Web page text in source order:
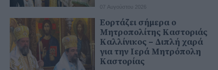
07 Αυγούστου 2026
Εορτάζει σήμερα ο
Μητροπολίτης Καστοριάς
Καλλίνικος – Διπλή χαρά
για την Ιερά Μητρόπολη
Καστορίας